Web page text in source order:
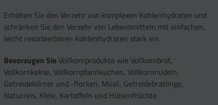
Erhöhen Sie den Verzehr von komplexen Kohlenhydraten und
schränken Sie den Verzehr von Lebensmitteln mit einfachen,
leicht resorbierbaren Kohlenhydraten stark ein.
Bevorzugen SieVollkornprodukte wie Vollkornbrot,
Vollkornkekse, Vollkornpfannkuchen, Vollkornnudeln,
Getreidekörner und -flocken, Müsli, Getreidebratlinge,
Naturreis, Kleie, Kartoffeln und Hülsenfrüchte.